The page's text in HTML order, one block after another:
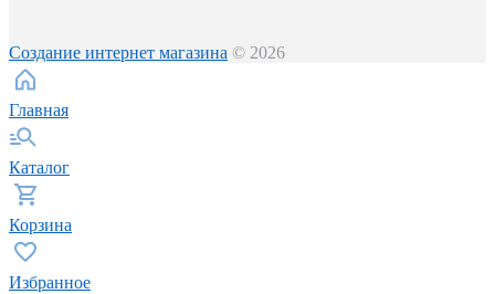
Создание интернет магазина © 2026
Главная
Каталог
Корзина
Избранное